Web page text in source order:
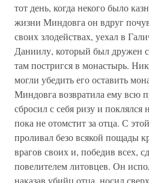
тот день, когда некого было
жизни Миндовга он вдруг
своих злодействах, уехал в
Даниилу, который был дружен
там постригся в монастырь.
могли убедить его оставить
Миндовга возвратила ему всю
сбросил с себя ризу и поклялся
пока не отомстит за отца. С
проливал безо всякой пощады
врагов своих и, победив всех,
повелителем литовцев. Он
наказав убийц отца, носил